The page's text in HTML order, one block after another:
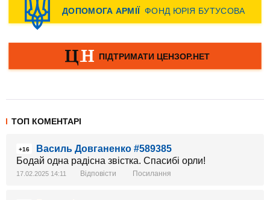
ТОП КОМЕНТАРІ
+16
Василь Довганенко #589385
Бодай одна радісна звістка. Спасибі орли!
17.02.2025 14:11 Відповісти Посилання